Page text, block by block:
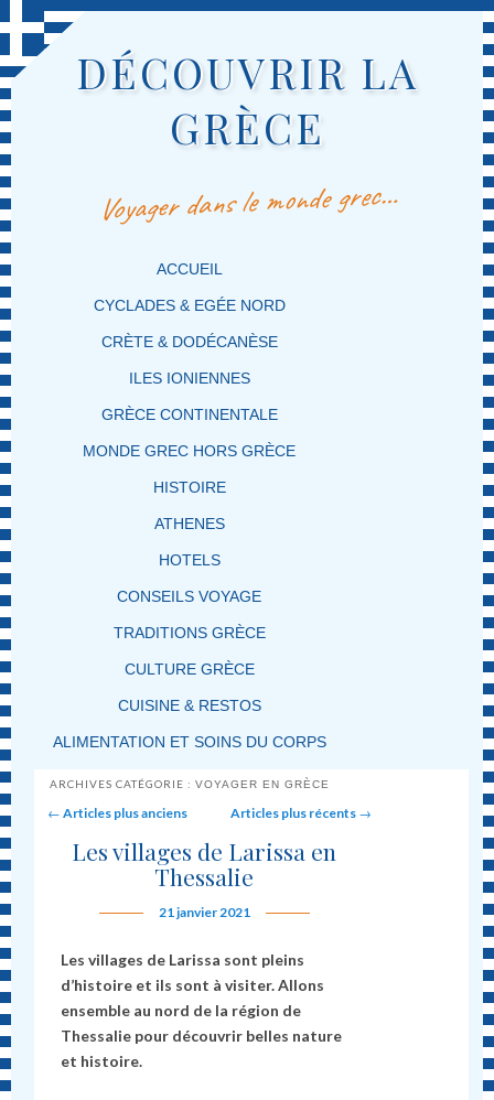
DÉCOUVRIR LA
GRÈCE
Voyager dans le monde grec…
MENU PRINCIPAL
MASQUER LA NAVIGATION PRINCIPALE
MASQUER LA NAVIGATION SECONDAIRE
ACCUEIL
CYCLADES & EGÉE NORD
CRÈTE & DODÉCANÈSE
ILES IONIENNES
GRÈCE CONTINENTALE
MONDE GREC HORS GRÈCE
HISTOIRE
ATHENES
HOTELS
CONSEILS VOYAGE
TRADITIONS GRÈCE
CULTURE GRÈCE
CUISINE & RESTOS
ALIMENTATION ET SOINS DU CORPS
ARCHIVES CATÉGORIE :VOYAGER EN GRÈCE
Post navigation
← Articles plus anciens Articles plus récents →
Les villages de Larissa en
Thessalie
21 janvier 2021
Les villages de Larissa sont pleins
d’histoire et ils sont à visiter. Allons
ensemble au nord de la région de
Thessalie pour découvrir belles nature
et histoire.